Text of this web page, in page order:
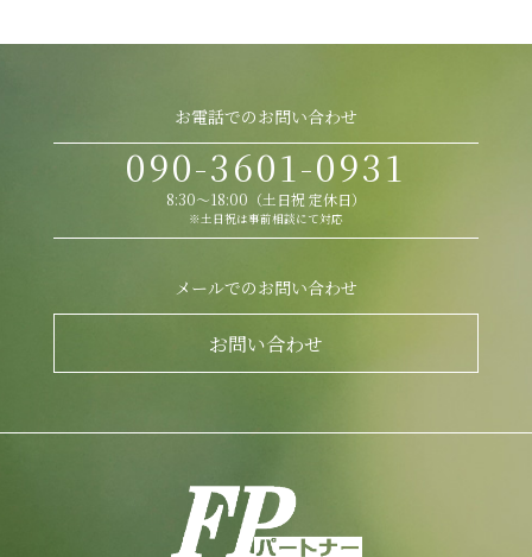
お電話でのお問い合わせ
090-3601-0931
8:30～18:00（土日祝 定休日）
※土日祝は事前相談にて対応
メールでのお問い合わせ
お問い合わせ